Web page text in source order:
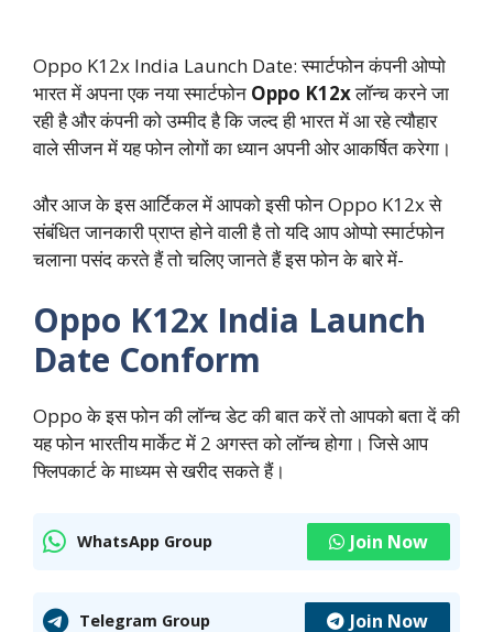
Oppo K12x India Launch Date: स्मार्टफोन कंपनी ओप्‍पो
भारत में अपना एक नया स्मार्टफोन Oppo K12xलॉन्च करने जा
रही है और कंपनी को उम्मीद है कि जल्द ही भारत में आ रहे त्यौहार
वाले सीजन में यह फोन लोगों का ध्यान अपनी ओर आकर्षित करेगा।
और आज के इस आर्टिकल में आपको इसी फोन Oppo K12x से
संबंधित जानकारी प्राप्त होने वाली है तो यदि आप ओप्पो स्मार्टफोन
चलाना पसंद करते हैं तो चलिए जानते हैं इस फोन के बारे में-
Oppo K12x India Launch
Date Conform
Oppo के इस फोन की लॉन्च डेट की बात करें तो आपको बता दें की
यह फोन भारतीय मार्केट में 2 अगस्‍त को लॉन्‍च होगा। जिसे आप
फ्लिपकार्ट के माध्‍यम से खरीद सकते हैं।
WhatsApp Group Join Now
Telegram Group Join Now